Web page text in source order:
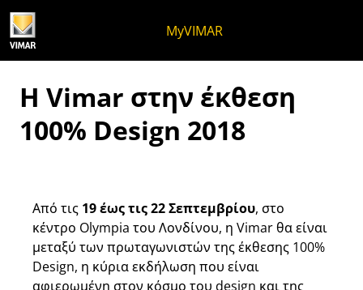
MyVIMAR
Η Vimar στην έκθεση
100% Design 2018
Από τις 19 έως τις 22 Σεπτεμβρίου, στο
κέντρο Olympia του Λονδίνου, η Vimar θα είναι
μεταξύ των πρωταγωνιστών της έκθεσης 100%
Design, η κύρια εκδήλωση που είναι
αφιερωμένη στον κόσμο του design και της